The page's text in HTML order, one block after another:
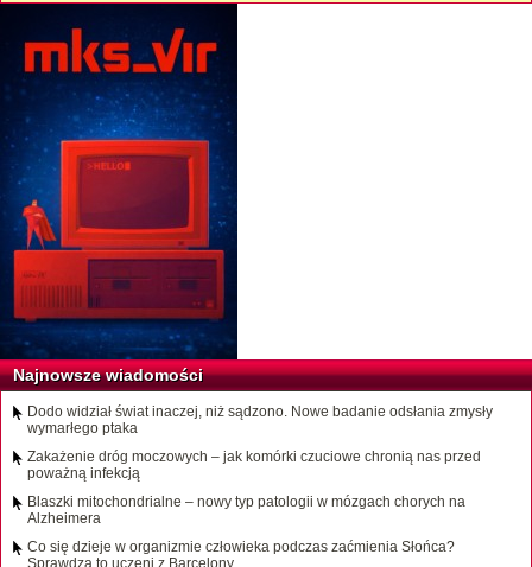
Najnowsze wiadomości
Dodo widział świat inaczej, niż sądzono. Nowe badanie odsłania zmysły
wymarłego ptaka
Zakażenie dróg moczowych – jak komórki czuciowe chronią nas przed
poważną infekcją
Blaszki mitochondrialne – nowy typ patologii w mózgach chorych na
Alzheimera
Co się dzieje w organizmie człowieka podczas zaćmienia Słońca?